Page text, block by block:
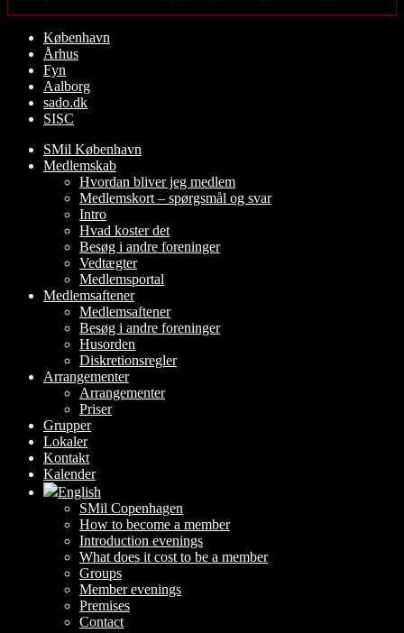
København
Århus
Fyn
Aalborg
sado.dk
SISC
SMil København
Medlemskab
Hvordan bliver jeg medlem
Medlemskort – spørgsmål og svar
Intro
Hvad koster det
Besøg i andre foreninger
Vedtægter
Medlemsportal
Medlemsaftener
Medlemsaftener
Besøg i andre foreninger
Husorden
Diskretionsregler
Arrangementer
Arrangementer
Priser
Grupper
Lokaler
Kontakt
Kalender
English
SMil Copenhagen
How to become a member
Introduction evenings
What does it cost to be a member
Groups
Member evenings
Premises
Contact